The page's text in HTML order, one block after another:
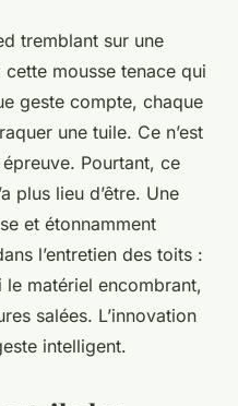
tremblant sur une
mousse tenace qui
geste compte, chaque
une tuile. Ce n’est
épreuve. Pourtant, ce
plus lieu d’être. Une
et étonnamment
l’entretien des toits :
matériel encombrant,
salées. L’innovation
intelligent.